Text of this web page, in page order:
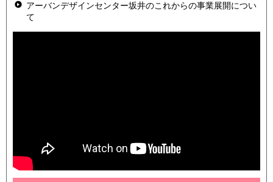
アーバンデザインセンター坂井のこれからの事業展開につい
て